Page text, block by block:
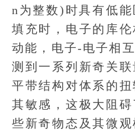
n为整数)时具有低
填充时，电子的库
动能，电子-电子相
测到一系列新奇关联
平带结构对体系的
其敏感，这极大阻
些新奇物态及其微